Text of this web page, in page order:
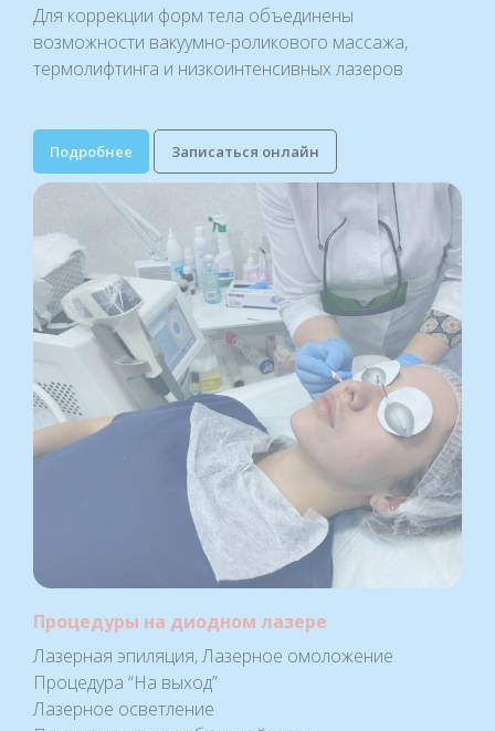
Для коррекции форм тела объединены
возможности вакуумно-роликового массажа,
термолифтинга и низкоинтенсивных лазеров
Подробнее Записаться онлайн
Процедуры на диодном лазере
Лазерная эпиляция, Лазерное омоложение
Процедура “На выход”
Лазерное осветление